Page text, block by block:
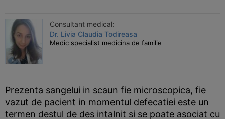
Consultant medical:
Dr. Livia Claudia Todireasa
Medic specialist medicina de familie
Prezenta sangelui in scaun fie microscopica, fie
vazut de pacient in momentul defecatiei este un
termen destul de des intalnit si se poate asociat cu